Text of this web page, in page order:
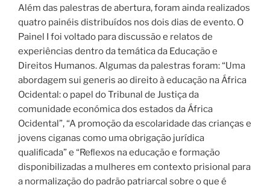
Além das palestras de abertura, foram ainda realizados
quatro painéis distribuídos nos dois dias de evento. O
Painel I foi voltado para discussão e relatos de
experiências dentro da temática da Educação e
Direitos Humanos. Algumas da palestras foram: “Uma
abordagem sui generis ao direito à educação na África
Ocidental: o papel do Tribunal de Justiça da
comunidade económica dos estados da África
Ocidental”, “A promoção da escolaridade das crianças e
jovens ciganas como uma obrigação jurídica
qualiﬁcada” e “Reﬂexos na educação e formação
disponibilizadas a mulheres em contexto prisional para
a normalização do padrão patriarcal sobre o que é